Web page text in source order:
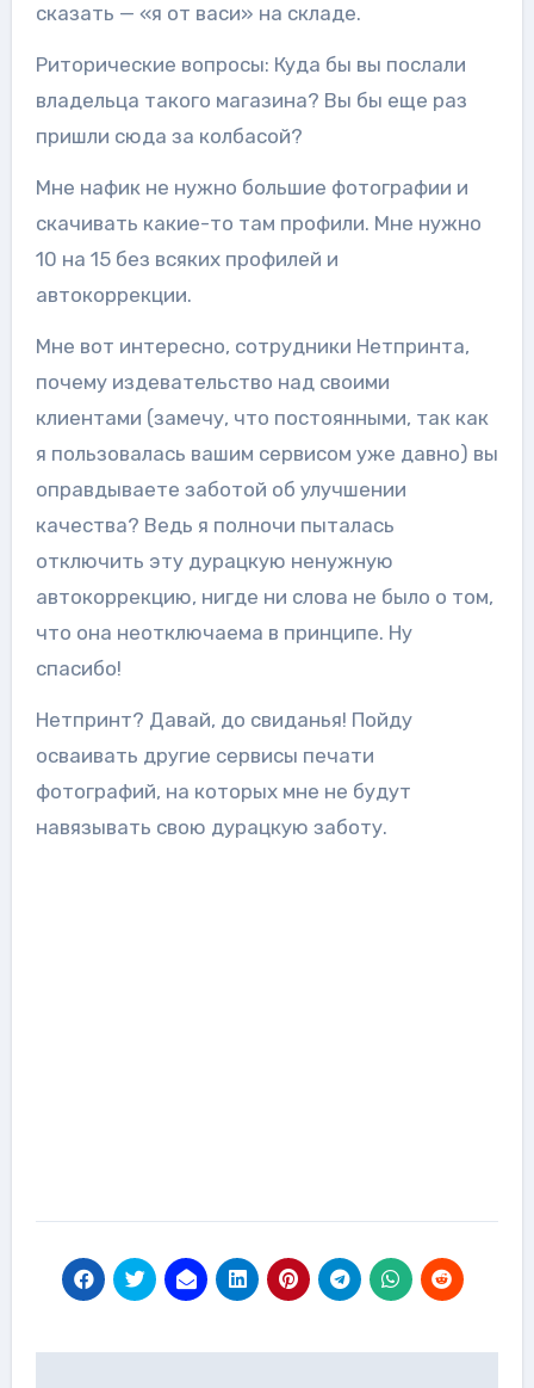
сказать — «я от васи» на складе.
Риторические вопросы: Куда бы вы послали
владельца такого магазина? Вы бы еще раз
пришли сюда за колбасой?
Мне нафик не нужно большие фотографии и
скачивать какие-то там профили. Мне нужно
10 на 15 без всяких профилей и
автокоррекции.
Мне вот интересно, сотрудники Нетпринта,
почему издевательство над своими
клиентами (замечу, что постоянными, так как
я пользовалась вашим сервисом уже давно) вы
оправдываете заботой об улучшении
качества? Ведь я полночи пыталась
отключить эту дурацкую ненужную
автокоррекцию, нигде ни слова не было о том,
что она неотключаема в принципе. Ну
спасибо!
Нетпринт? Давай, до свиданья! Пойду
осваивать другие сервисы печати
фотографий, на которых мне не будут
навязывать свою дурацкую заботу.